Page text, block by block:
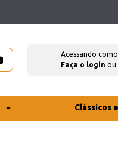
Acessando
Faça o login ou
Clássicos